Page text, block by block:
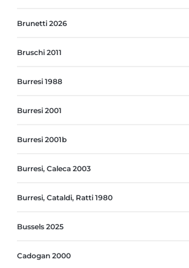
Brunetti 2026
Bruschi 2011
Burresi 1988
Burresi 2001
Burresi 2001b
Burresi, Caleca 2003
Burresi, Cataldi, Ratti 1980
Bussels 2025
Cadogan 2000